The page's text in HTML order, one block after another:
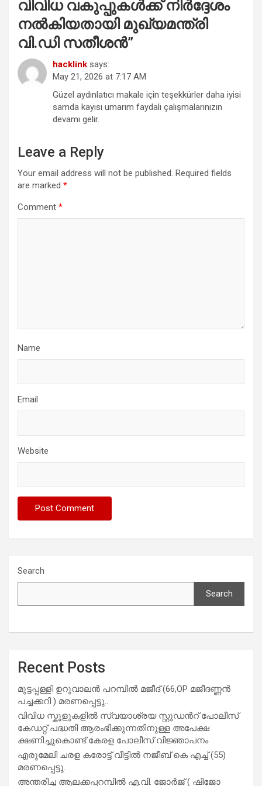
വിവിധ വകുപ്പുകൾക്ക് നിർദ്ദേശം
നൽകിയതായി മുഖ്യമന്ത്രി
വി.ഡി സതീശൻ”
hacklink says:
May 21, 2026 at 7:17 AM
Güzel aydınlatıcı makale için teşekkürler daha iyisi
samda kayısı umarım faydalı çalışmalarınızın
devamı gelir.
Leave a Reply
Your email address will not be published. Required fields
are marked *
Comment *
Name
Email
Website
Search
Search
Recent Posts
മുട്ടപ്പള്ളി ഉറുവാലൻ പറമ്പിൽ മജീദ് (66,OP മജീദണ്ണൻ
പച്ചക്കറി ) മരണപ്പെട്ടു..
വിവിധ സ്കൂളുകളില്‍ സ്വയാശ്രയ സ്റ്റുഡന്‍റ് പോലീസ്
കേഡറ്റ് പദ്ധതി ആരംഭിക്കുന്നതിനുള്ള അപേക്ഷ
ക്ഷണിച്ചുകൊണ്ട് കേരള പോലീസ് വിജ്ഞാപനം
എരുമേലി ചരള കരോട്ട് വീട്ടിൽ നജീബ് കെ എച്ച് (55)
മരണപ്പെട്ടു.
അന്തരിച്ച ആ​ല​ക്ക​പ്പ​റമ്പിൽ​ എ.​വി. ജോ​ർ​ജ് ( ഷിജോ